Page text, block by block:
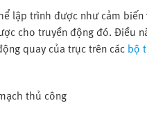
lập trình được như cảm
cho truyền động đó. Điều
quay của trục trên các bộ
thủ công